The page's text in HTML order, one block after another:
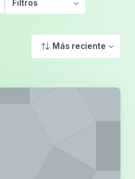
y Medio Ambiente
Filtros
Más reciente